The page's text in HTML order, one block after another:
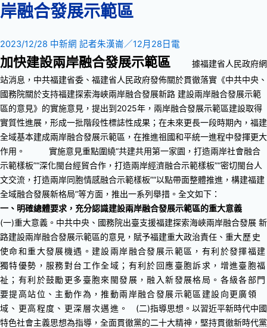
岸融合發展示範區
2023/12/28 中新網 記者朱漢崙／12月28日電
加快建設兩岸融合發展示範區
據福建省人民政府網
站消息，中共福建省委、福建省人民政府發佈關於貫徹落實《中共中央、
國務院關於支持福建探索海峽兩岸融合發展新路 建設兩岸融合發展示範
區的意見》的實施意見，提出到2025年，兩岸融合發展示範區建設取得
實質性進展，形成一批階段性標誌性成果；在未來更長一段時期內，福建
全域基本建成兩岸融合發展示範區，在推進祖國和平統一進程中發揮更大
作用。
實施意見重點圍繞“共建共用第一家園，打造兩岸社會融合
示範樣板”“深化閩台經貿合作，打造兩岸經濟融合示範樣板”“密切閩台人
文交流，打造兩岸同胞情感融合示範樣板”“以點帶面整體推進，構建福建
全域融合發展新格局”等方面，推出一系列舉措。全文如下：
一、明確總體要求，充分認識建設兩岸融合發展示範區的重大意義
(一)重大意義。中共中央、國務院出臺支援福建探索海峽兩岸融合發展 新
路建設兩岸融合發展示範區的意見，賦予福建重大政治責任、重大歷史
使命和重大發展機遇。建設兩岸融合發展示範區，有利於發揮福建
獨特優勢，服務對台工作全域；有利於回應臺胞訴求，增進臺胞福
祉；有利於鼓勵更多臺胞來閩發展，融入新發展格局。各級各部門
要提高站位、主動作為，推動兩岸融合發展示範區建設向更廣領
域、更高程度、更深層次邁進。
(二)指導思想。以習近平新時代中國
特色社會主義思想為指導，全面貫徹黨的二十大精神，堅持貫徹新時代黨